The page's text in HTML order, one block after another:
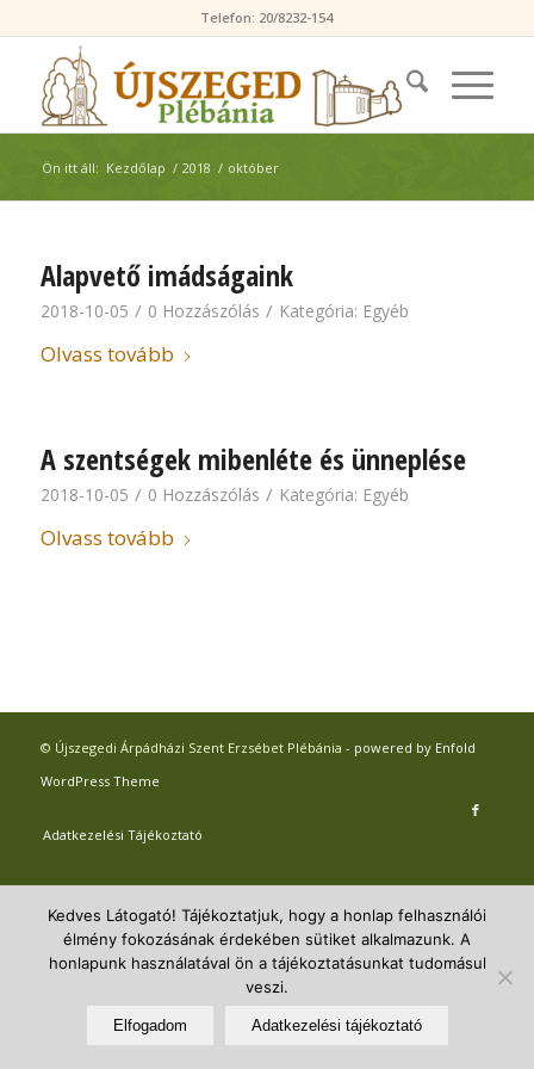
Telefon: 20/8232-154
Ön itt áll: Kezdőlap / 2018 / október
Alapvető imádságaink
2018-10-05 / 0 Hozzászólás / Kategória: Egyéb
Olvass tovább
A szentségek mibenléte és ünneplése
2018-10-05 / 0 Hozzászólás / Kategória: Egyéb
Olvass tovább
© Újszegedi Árpádházi Szent Erzsébet Plébánia - powered by Enfold
WordPress Theme
Adatkezelési Tájékoztató
Kedves Látogató! Tájékoztatjuk, hogy a honlap felhasználói
élmény fokozásának érdekében sütiket alkalmazunk. A
honlapunk használatával ön a tájékoztatásunkat tudomásul
veszi.
Elfogadom Adatkezelési tájékoztató